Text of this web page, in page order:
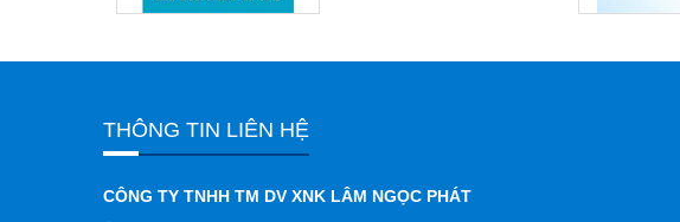
THÔNG TIN LIÊN HỆ
CÔNG TY TNHH TM DV XNK LÂM NGỌC PHÁT